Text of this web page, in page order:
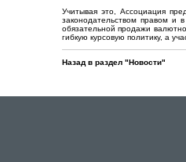
Учитывая это, Ассоциация
законодательством правом и
обязательной продажи
гибкую курсовую политику, а
Назад в раздел "Новости"